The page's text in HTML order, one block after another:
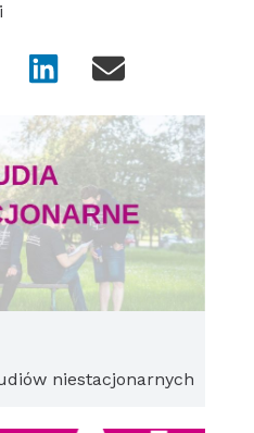
niestacjonarnych